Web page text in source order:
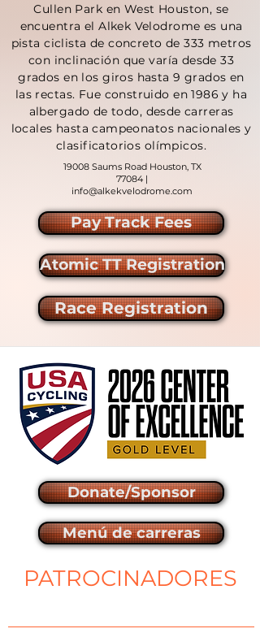
Cullen Park en West Houston, se
encuentra el Alkek Velodrome es una
pista ciclista de concreto de 333 metros
con inclinación que varía desde 33
grados en los giros hasta 9 grados en
las rectas. Fue construido en 1986 y ha
albergado de todo, desde carreras
locales hasta campeonatos nacionales y
clasificatorios olímpicos.
19008 Saums Road Houston, TX
77084 |
info@alkekvelodrome.com
Pay Track Fees
Atomic TT Registration
Race Registration
Donate/Sponsor
Menú de carreras
PATROCINADORES